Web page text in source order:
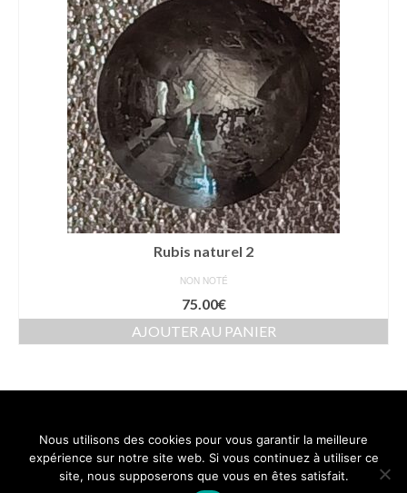
Rubis naturel 2
NON NOTÉ
75.00€
AJOUTER AU PANIER
Contact
Conditions générales de vente
Politique de confidentialité
Nous utilisons des cookies pour vous garantir la meilleure
expérience sur notre site web. Si vous continuez à utiliser ce
site, nous supposerons que vous en êtes satisfait.